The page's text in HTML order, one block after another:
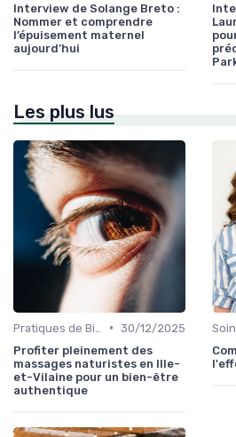
Interview de Solange Breto :
Nommer et comprendre
l’épuisement maternel
aujourd’hui
Les plus lus
• 30/12/2025
Profiter pleinement des
massages naturistes en Ille-
et-Vilaine pour un bien-être
authentique